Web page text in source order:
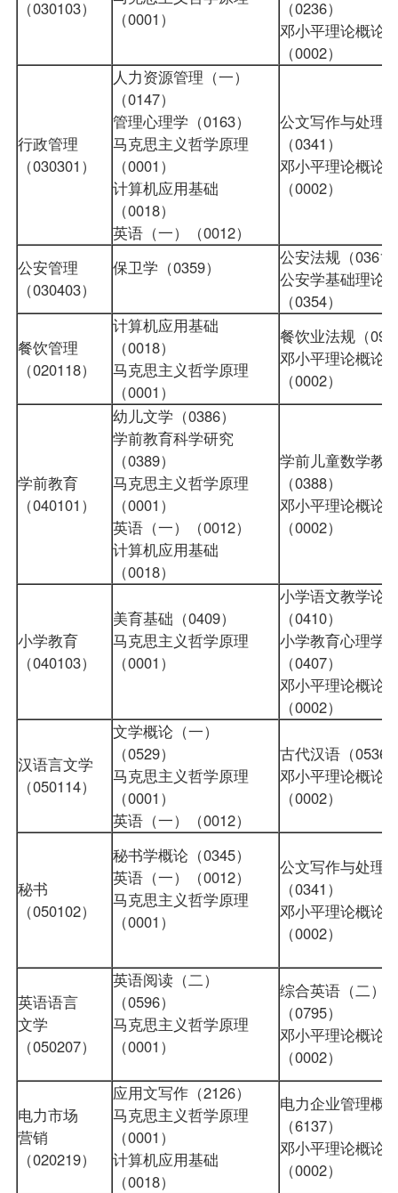
（030103）
（0001）
（0236）
邓小平理论概论
（0002）
行政管理
（030301）
人力资源管理（一）
（0147）
管理心理学（0163）
马克思主义哲学原理
（0001）
计算机应用基础
（0018）
英语（一）（0012）
公文写作与处理
（0341）
邓小平理论概论
（0002）
公安管理
（030403）
保卫学（0359）
公安法规（0361
公安学基础理论
（0354）
餐饮管理
（020118）
计算机应用基础
（0018）
马克思主义哲学原理
（0001）
餐饮业法规（
邓小平理论概论
（0002）
学前教育
（040101）
幼儿文学（0386）
学前教育科学研究
（0389）
马克思主义哲学原理
（0001）
英语（一）（0012）
计算机应用基础
（0018）
学前儿童数学教
（0388）
邓小平理论概论
（0002）
小学教育
（040103）
美育基础（0409）
马克思主义哲学原理
（0001）
小学语文教学论
（0410）
小学教育心理学
（0407）
邓小平理论概论
（0002）
汉语言文学
（050114）
文学概论（一）
（0529）
马克思主义哲学原理
（0001）
英语（一）（0012）
古代汉语（0536
邓小平理论概论
（0002）
秘书
（050102）
秘书学概论（0345）
英语（一）（0012）
马克思主义哲学原理
（0001）
公文写作与处理
（0341）
邓小平理论概论
（0002）
英语语言
文学
（050207）
英语阅读（二）
（0596）
马克思主义哲学原理
（0001）
综合英语（二）
（0795）
邓小平理论概论
（0002）
电力市场
营销
（020219）
应用文写作（2126）
马克思主义哲学原理
（0001）
计算机应用基础
（0018）
电力企业管理概
（6137）
邓小平理论概论
（0002）